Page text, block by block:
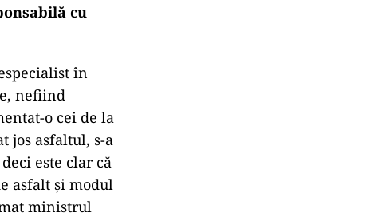
cu
în
nefiind
o cei de la
jos asfaltul, s-a
este clar că
asfalt și modul
ministrul